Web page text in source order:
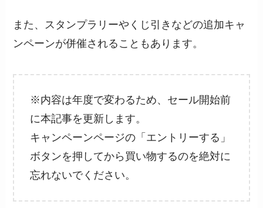
また、スタンプラリーやくじ引きなどの追加キャ
ンペーンが併催されることもあります。
※内容は年度で変わるため、セール開始前
に本記事を更新します。
キャンペーンページの「エントリーする」
ボタンを押してから買い物するのを絶対に
忘れないでください。